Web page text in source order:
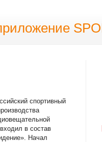
спортивный
в состав
Начал